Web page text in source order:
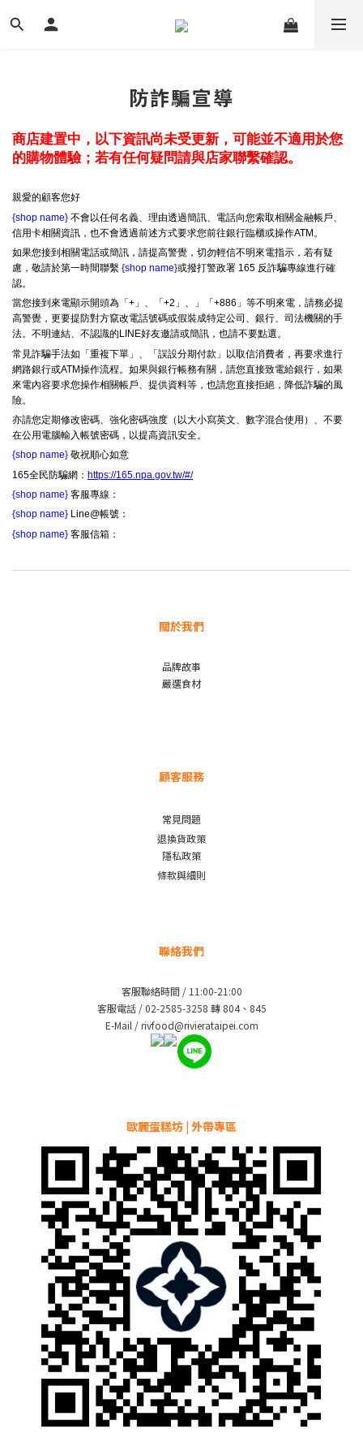
防詐騙宣導
商店建置中，以下資訊尚未受更新，可能並不適用於您
的購物體驗；若有任何疑問請與店家聯繫確認。
親愛的顧客您好
{shop name} 不會以任何名義、理由透過簡訊、電話向您索取相關金融帳戶、
信用卡相關資訊，也不會透過前述方式要求您前往銀行臨櫃或操作ATM。
如果您接到相關電話或簡訊，請提高警覺，切勿輕信不明來電指示，若有疑
慮，敬請於第一時間聯繫 {shop name}或撥打警政署 165 反詐騙專線進行確
認。
當您接到來電顯示開頭為「+」、「+2」、」「+886」等不明來電，請務必提
高警覺，更要提防對方竄改電話號碼或假裝成特定公司、銀行、司法機關的手
法。不明連結、不認識的LINE好友邀請或簡訊，也請不要點選。
常見詐騙手法如「重複下單」、「誤設分期付款」以取信消費者，再要求進行
網路銀行或ATM操作流程。如果與銀行帳務有關，請您直接致電給銀行，如果
來電內容要求您操作相關帳戶、提供資料等，也請您直接拒絕，降低詐騙的風
險。
亦請您定期修改密碼、強化密碼強度（以大小寫英文、數字混合使用）、不要
在公用電腦輸入帳號密碼，以提高資訊安全。
{shop name} 敬祝順心如意
165全民防騙網： https://165.npa.gov.tw/#/
{shop name} 客服專線：
{shop name} Line@帳號：
{shop name} 客服信箱：
關於我們
品牌故事
嚴選食材
顧客服務
常見問題
退換貨政策
隱私政策
條款與細則
聯絡我們
客服聯絡時間 / 11:00-21:00
客服電話 / 02-2585-3258 轉 804、845
E-Mail / rivfood@rivierataipei.com
歐麗蛋糕坊 | 外帶專區